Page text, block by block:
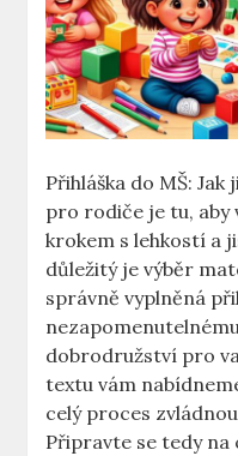
Přihláška ‍do MŠ:
pro⁤ rodiče je tu,
krokem s lehkostí a
důležitý je‌ výběr
správně vyplněná
dobrodružství pro
textu vám
celý proces
Připravte se tedy